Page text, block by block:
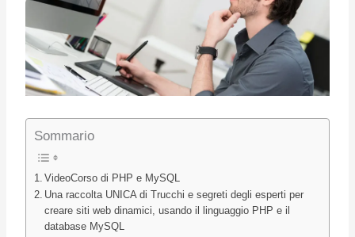
Sommario
VideoCorso di PHP e MySQL
Una raccolta UNICA di Trucchi e segreti degli esperti per
creare siti web dinamici, usando il linguaggio PHP e il
database MySQL